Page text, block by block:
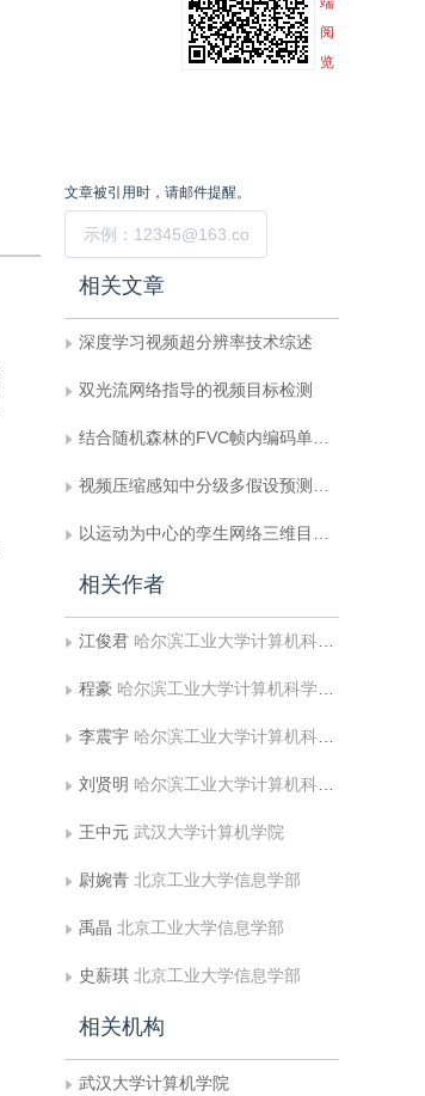
阅
览
文章被引用时，请邮件提醒。
相关文章
深度学习视频超分辨率技术综述
双光流网络指导的视频目标检测
结合随机森林的FVC帧内编码单元快速划分
视频压缩感知中分级多假设预测算法
以运动为中心的孪生网络三维目标跟踪
相关作者
江俊君 哈尔滨工业大学计算机科学与技术学院
程豪 哈尔滨工业大学计算机科学与技术学院
李震宇 哈尔滨工业大学计算机科学与技术学院
刘贤明 哈尔滨工业大学计算机科学与技术学院
王中元 武汉大学计算机学院
尉婉青 北京工业大学信息学部
禹晶 北京工业大学信息学部
史薪琪 北京工业大学信息学部
相关机构
武汉大学计算机学院